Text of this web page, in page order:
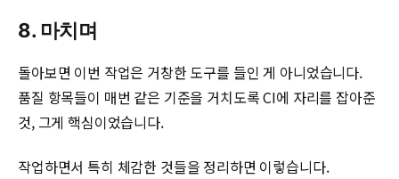
8. 마치며
돌아보면 이번 작업은 거창한 도구를 들인 게 아니었습니다.
품질 항목들이 매번 같은 기준을 거치도록 CI에 자리를 잡아준
것, 그게 핵심이었습니다.
작업하면서 특히 체감한 것들을 정리하면 이렇습니다.